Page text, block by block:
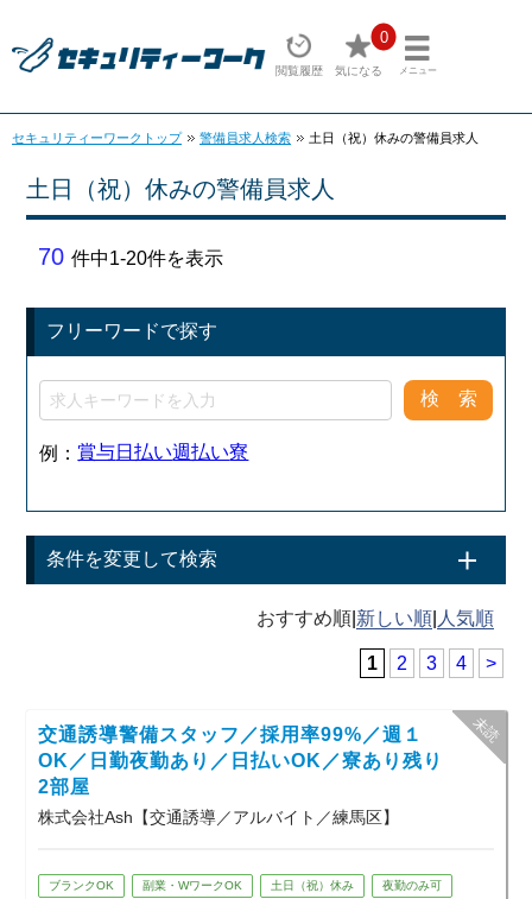
閲覧履歴
0
気になる メニュー
セキュリティーワークトップ 警備員求人検索 土日（祝）休みの警備員求人
土日（祝）休みの警備員求人
70件中1-20件を表示
フリーワードで探す
例： 賞与日払い週払い寮
条件を変更して検索
| |
1 2 3 4 >
交通誘導警備スタッフ／採用率99%／週１
OK／日勤夜勤あり／日払いOK／寮あり残り
2部屋
株式会社Ash【交通誘導／アルバイト／練馬区】
ブランクOK 副業・WワークOK 土日（祝）休み 夜勤のみ可